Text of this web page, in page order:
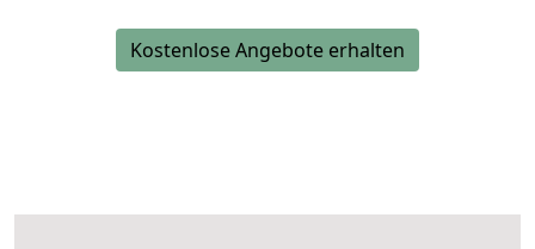
Kostenlose Angebote erhalten